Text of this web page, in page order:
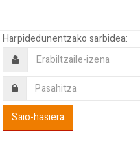
Harpidedunentzako sarbidea: